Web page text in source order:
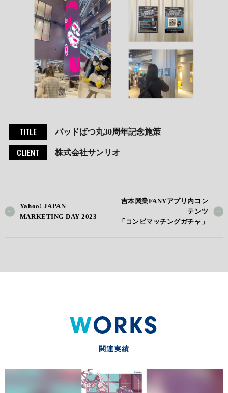
TITLE バッドばつ丸30周年記念施策
CLIENT 株式会社サンリオ
Yahoo! JAPAN
MARKETING DAY 2023
吉本興業FANYアプリ内コン
テンツ
「コンビマッチングガチャ」
WORKS
関連実績